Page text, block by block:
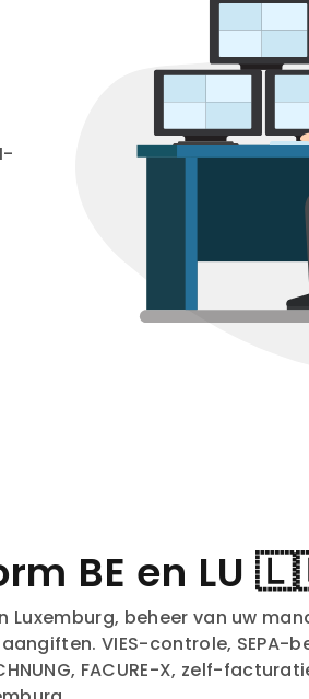
BE en LU
beheer van uw
VIES-controle, SEPA-
FACURE-X, zelf-